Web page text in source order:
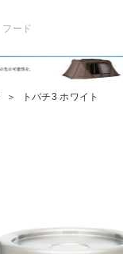
フード
＞ トバチ3 ホワイト